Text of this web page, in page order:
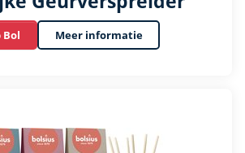
Bol Meer informatie